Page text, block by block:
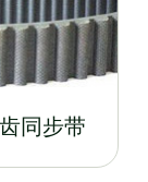
同步带